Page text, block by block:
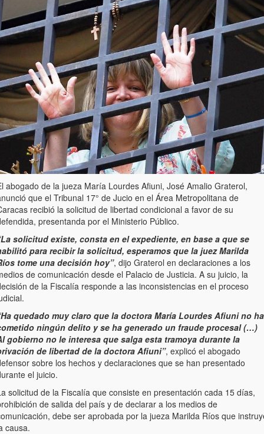
abogado de la jueza María Lourdes Afiuni, José Amalio Graterol,
que el Tribunal 17° de Jucio en el Área Metropolitana de
recibió la solicitud de libertad condicional a favor de su
presentanda por el Ministerio Público.
solicitud existe, consta en el expediente, en base a que se
para recibir la solicitud, esperamos que la juez Marilda
tome una decisión hoy”, dijo Graterol en declaraciones a los
de comunicación desde el Palacio de Justicia. A su juicio, la
de la Fiscalía responde a las inconsistencias en el proceso
quedado muy claro que la doctora María Lourdes Afiuni no ha
ningún delito y se ha generado un fraude procesal (…)
gobierno no le interesa que salga esta tramoya durante la
de libertad de la doctora Afiuni”, explicó el abogado
sobre los hechos y declaraciones que se han presentado
el juicio.
solicitud de la Fiscalía que consiste en presentación cada 15 días,
de salida del país y de declarar a los medios de
debe ser aprobada por la jueza Marilda Ríos que
causa.